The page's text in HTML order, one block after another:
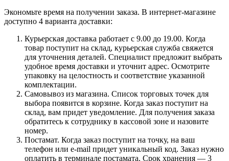
Экономьте время на получении заказа. В интернет-магазине
доступно 4 варианта доставки:
Курьерская доставка работает с 9.00 до 19.00. Когда
товар поступит на склад, курьерская служба свяжется
для уточнения деталей. Специалист предложит выбрать
удобное время доставки и уточнит адрес. Осмотрите
упаковку на целостность и соответствие указанной
комплектации.
Самовывоз из магазина. Список торговых точек для
выбора появится в корзине. Когда заказ поступит на
склад, вам придет уведомление. Для получения заказа
обратитесь к сотруднику в кассовой зоне и назовите
номер.
Постамат. Когда заказ поступит на точку, на ваш
телефон или e-mail придет уникальный код. Заказ нужно
оплатить в терминале постамата. Срок хранения — 3